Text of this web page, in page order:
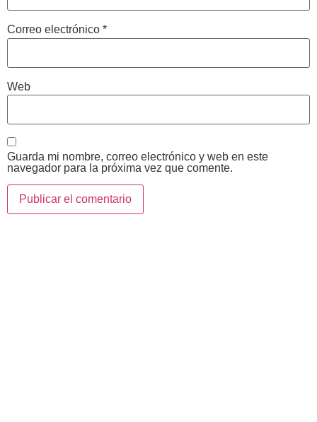
Correo electrónico *
Web
Guarda mi nombre, correo electrónico y web en este
navegador para la próxima vez que comente.